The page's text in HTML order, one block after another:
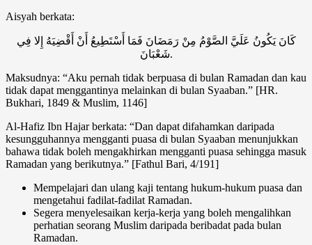
Aisyah berkata:
كَانَ يَكُونُ عَلَيَّ الصَّوْمُ مِنْ رَمَضَانَ فَمَا أَسْتَطِيعُ أَنْ أَقْضِيَهُ إِلا فِي
شَعْبَانَ.
Maksudnya: “Aku pernah tidak berpuasa di bulan Ramadan dan kau
tidak dapat menggantinya melainkan di bulan Syaaban.” [HR.
Bukhari, 1849 & Muslim, 1146]
Al-Hafiz Ibn Hajar berkata: “Dan dapat difahamkan daripada
kesungguhannya mengganti puasa di bulan Syaaban menunjukkan
bahawa tidak boleh mengakhirkan mengganti puasa sehingga masuk
Ramadan yang berikutnya.” [Fathul Bari, 4/191]
Mempelajari dan ulang kaji tentang hukum-hukum puasa dan
mengetahui fadilat-fadilat Ramadan.
Segera menyelesaikan kerja-kerja yang boleh mengalihkan
perhatian seorang Muslim daripada beribadat pada bulan
Ramadan.